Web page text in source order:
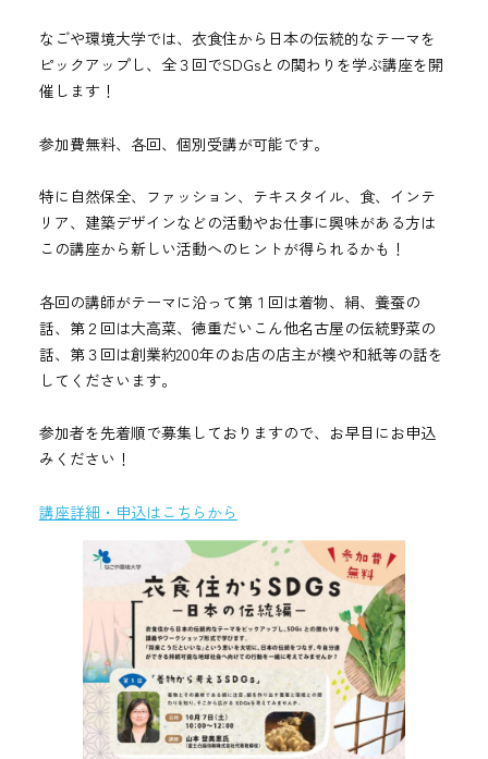
なごや環境大学では、衣食住から日本の伝統的なテーマを
ピックアップし、全３回でSDGsとの関わりを学ぶ講座を開
催します！
参加費無料、各回、個別受講が可能です。
特に自然保全、ファッション、テキスタイル、食、インテ
リア、建築デザインなどの活動やお仕事に興味がある方は
この講座から新しい活動へのヒントが得られるかも！
各回の講師がテーマに沿って第１回は着物、絹、養蚕の
話、第２回は大高菜、徳重だいこん他名古屋の伝統野菜の
話、第３回は創業約200年のお店の店主が襖や和紙等の話を
してくださいます。
参加者を先着順で募集しておりますので、お早目にお申込
みください！
講座詳細・申込はこちらから